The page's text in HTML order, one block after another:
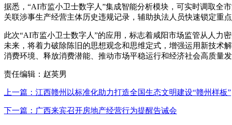
据悉，“AI市监小卫士数字人”集成智能分析模块，可实时调取全
关联涉事生产经营主体历史违规记录，辅助执法人员快速锁定重
此次“AI市监小卫士数字人”的应用，标志着咸阳市场监管从人力
未来，将着力破除陈旧的思想观念和思维定式，增强运用新技术
消费环境、释放消费潜能、推动市场平稳运行和经济社会高质量发
责任编辑：赵英男
上一篇：江西赣州以标准化助力打造全国生态文明建设“赣州样板”
下一篇：广西来宾召开房地产经营行为提醒告诫会